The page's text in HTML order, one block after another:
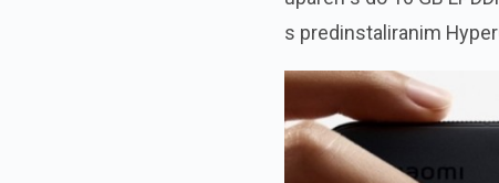
s predinstaliranim